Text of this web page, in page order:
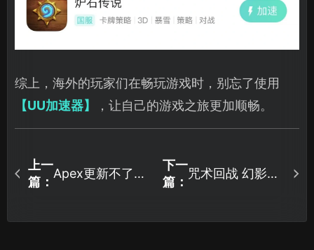
综上，海外的玩家们在畅玩游戏时，别忘了使用
【UU加速器】
，让自己的游戏之旅更加顺畅。
上一
篇：
Apex更新不了怎
下一
篇：
咒术回战 幻影夜
巧分享！